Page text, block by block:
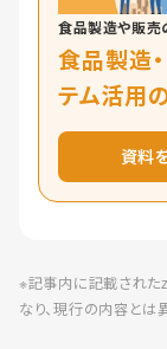
食品製造や販売
食品製造
テム活用
資料
※記事内に記載された
なり、現行の内容とは